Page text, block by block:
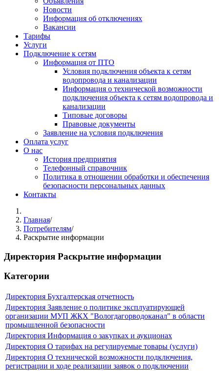
Новости
Информация об отключениях
Вакансии
Тарифы
Услуги
Подключение к сетям
Информация от ПТО
Условия подключения объекта к сетям
водопровода и канализации
Информация о технической возможности
подключения объекта к сетям водопровода и
канализации
Типовые договоры
Правовые документы
Заявление на условия подключения
Оплата услуг
О нас
История предприятия
Телефонный справочник
Политика в отношении обработки и обеспечения
безопасности персональных данных
Контакты
Главная/
Потребителям/
Раскрытие информации
Директория Раскрытие информации
Категории
Директория Бухгалтерская отчетность
Директория Заявление о политике эксплуатирующей
организации МУП ЖКХ "Вологдагорводоканал" в области
промышленной безопасности
Директория Информация о закупках и аукционах
Директория О тарифах на регулируемые товары (услуги)
Директория О технической возможности подключения,
регистрации и ходе реализации заявок о подключении